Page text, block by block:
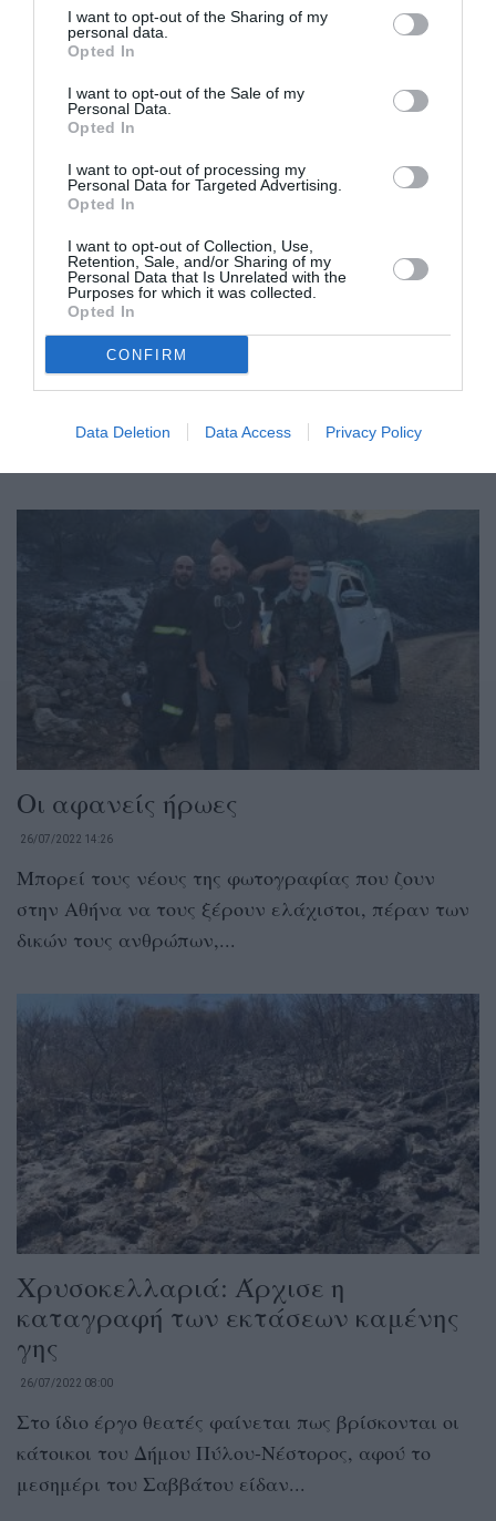
I want to opt-out of the Sharing of my
personal data.
Opted In
I want to opt-out of the Sale of my
Personal Data.
Opted In
I want to opt-out of processing my
Personal Data for Targeted Advertising.
Opted In
I want to opt-out of Collection, Use,
Retention, Sale, and/or Sharing of my
Personal Data that Is Unrelated with the
Purposes for which it was collected.
Opted In
CONFIRM
Data Deletion Data Access Privacy Policy
ΚΟΒ Πύλου ΚΚΕ: Ανυπαρξία
ολοκληρωμένου σχεδίου
αντιπυρικής προστασίας
27/07/2022 21:00
Για την πυρκαγιά στη Χρυσοκελλαριά
τοποθετείται με ανακοίνωσή της η ΚΟΒ Πύλου του
Οι αφανείς ήρωες
26/07/2022 14:26
Μπορεί τους νέους της φωτογραφίας που ζουν
στην Αθήνα να τους ξέρουν ελάχιστοι, πέραν των
δικών τους ανθρώπων,...
Χρυσοκελλαριά: Άρχισε η
καταγραφή των εκτάσεων καμένης
γης
26/07/2022 08:00
Στο ίδιο έργο θεατές φαίνεται πως βρίσκονται οι
κάτοικοι του Δήμου Πύλου-Νέστορος, αφού το
μεσημέρι του Σαββάτου είδαν...